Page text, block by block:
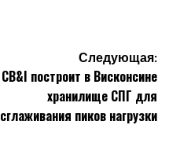
Следующая:
CB&I построит в Висконсине
хранилище СПГ для
сглаживания пиков нагрузки